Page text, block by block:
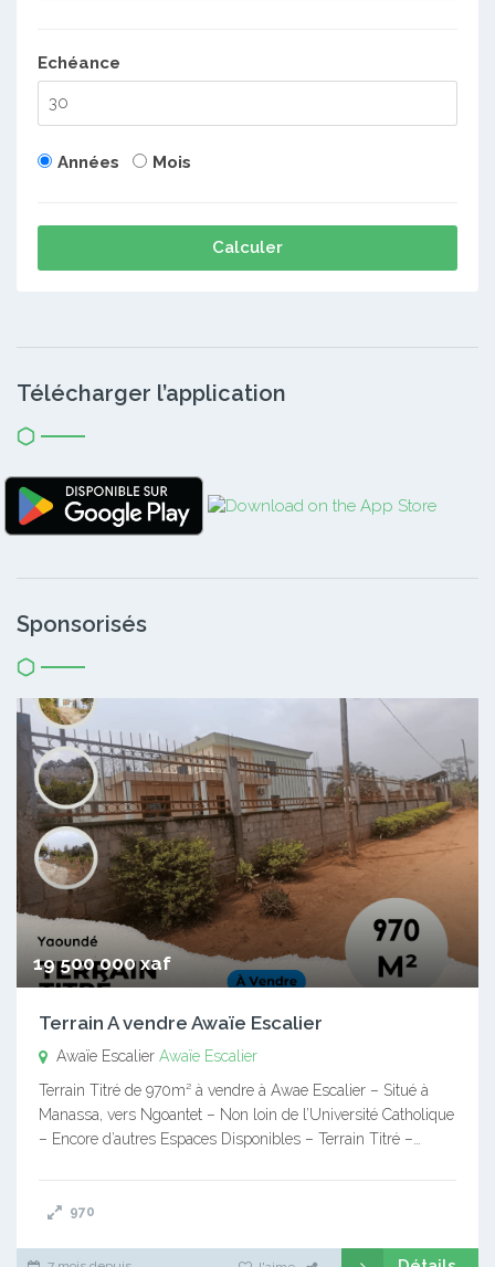
Echéance
Années Mois
Calculer
Télécharger l’application
Sponsorisés
19 500 000 xaf
Terrain A vendre Awaïe Escalier
Awaïe Escalier Awaïe Escalier
Terrain Titré de 970m² à vendre à Awae Escalier – Situé à
Manassa, vers Ngoantet – Non loin de l’Université Catholique
– Encore d’autres Espaces Disponibles – Terrain Titré –…
970